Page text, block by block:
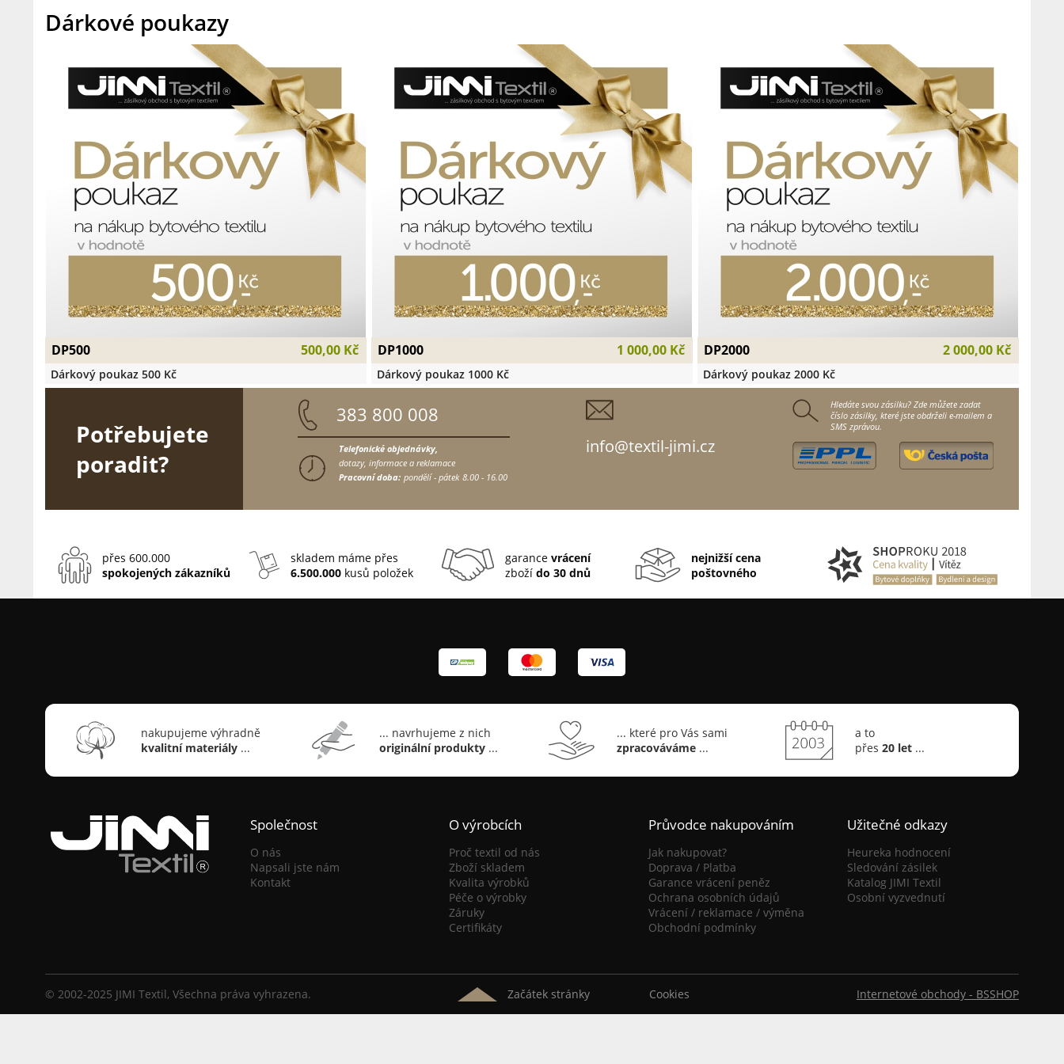
DP500 500,00 Kč
Dárkový poukaz 500 Kč
DP1000 1 000,00 Kč
Dárkový poukaz 1000 Kč
DP2000 2 000,00 Kč
Dárkový poukaz 2000 Kč
Dárkové poukazy
Potřebujete
poradit?
383 800 008
Telefonické objednávky,
dotazy, informace a reklamace
Pracovní doba: pondělí - pátek 8.00 - 16.00
info@textil-jimi.cz
Hledáte svou zásilku? Zde můžete zadat
číslo zásilky, které jste obdrželi e-mailem a
SMS zprávou.
přes 600.000
spokojených zákazníků
skladem máme přes
6.500.000kusů položek
garance vrácení
zboží do 30 dnů
nejnižší cena
poštovného
Společnost
O nás
Napsali jste nám
Kontakt
O výrobcích
Proč textil od nás
Zboží skladem
Kvalita výrobků
Péče o výrobky
Záruky
Certifikáty
Průvodce nakupováním
Jak nakupovat?
Doprava / Platba
Garance vrácení peněz
Ochrana osobních údajů
Vrácení / reklamace / výměna
Obchodní podmínky
Užitečné odkazy
Heureka hodnocení
Sledování zásilek
Katalog JIMI Textil
Osobní vyzvednutí
© 2002-2025 JIMI Textil, Všechna práva vyhrazena. Začátek stránky Internetové obchody - BSSHOP
Cookies
nakupujeme výhradně
kvalitní materiály ...
... navrhujeme z nich
originální produkty...
... které pro Vás sami
zpracováváme ...
a to
přes 20 let...